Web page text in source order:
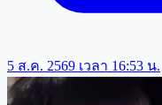
5 ส.ค. 2569 เวลา 16:53 น.